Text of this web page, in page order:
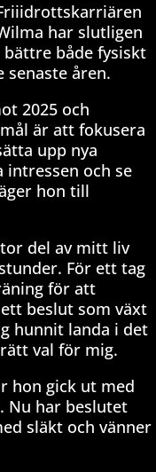
har slutligen
både fysiskt
senaste åren.
2025 och
är att fokusera
upp nya
intressen och se
hon till
del av mitt liv
För ett tag
för att
beslut som växt
hunnit landa i det
val för mig.
hon gick ut med
Nu har beslutet
släkt och vänner